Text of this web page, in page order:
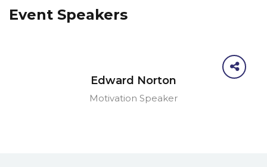
Event Speakers
Edward Norton
Motivation Speaker